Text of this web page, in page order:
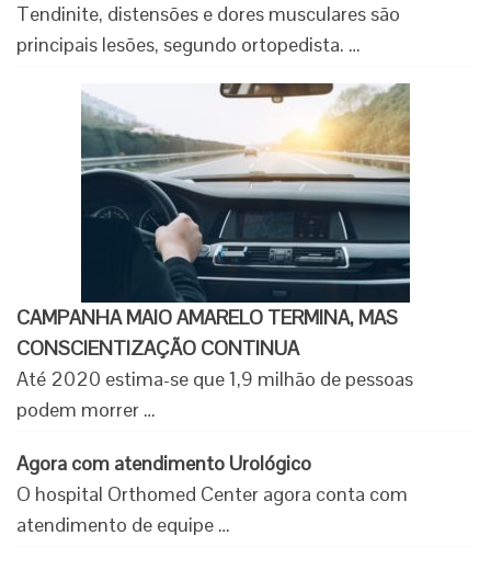
Tendinite, distensões e dores musculares são
principais lesões, segundo ortopedista. …
CAMPANHA MAIO AMARELO TERMINA, MAS
CONSCIENTIZAÇÃO CONTINUA
Até 2020 estima-se que 1,9 milhão de pessoas
podem morrer …
Agora com atendimento Urológico
O hospital Orthomed Center agora conta com
atendimento de equipe …